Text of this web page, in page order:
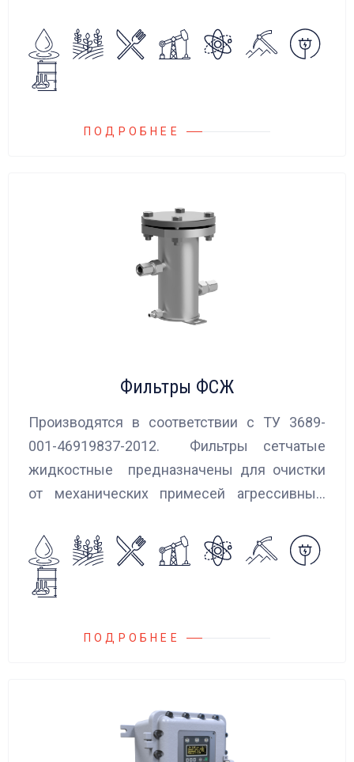
сброса среды в систему низкого давления.
ПОДРОБНЕЕ
Фильтры ФСЖ
Производятся в соответствии с ТУ 3689-
001-46919837-2012. Фильтры сетчатые
жидкостные предназначены для очистки
от механических примесей агрессивных,
и суспензий. Фильтры устанавливаются
на всасывающих линиях дозировочных
насосных агрегатов и установок.
ПОДРОБНЕЕ